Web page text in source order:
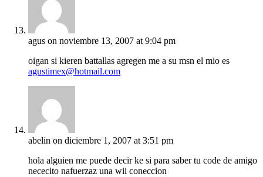
agus on noviembre 13, 2007 at 9:04 pm
oigan si kieren battallas agregen me a su msn el mio es
agustimex@hotmail.com
abelin on diciembre 1, 2007 at 3:51 pm
hola alguien me puede decir ke si para saber tu code de amigo
nececito nafuerzaz una wii coneccion